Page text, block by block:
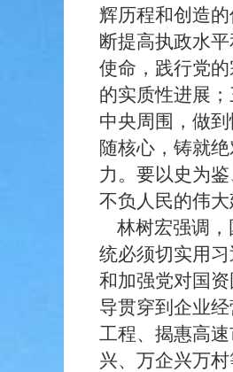
辉历程和创造
断提高执政水
使命，践行党
的实质性进展
中央周围，做
随核心，铸就
力。要以史为
不负人民的伟
林树宏强调，
统必须切实用
和加强党对国
导贯穿到企业
工程、揭惠高
兴、万企兴万